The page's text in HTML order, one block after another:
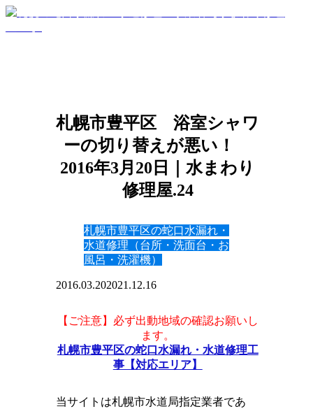
札幌市豊平区 浴室シャワ
ーの切り替えが悪い！
2016年3月20日｜水まわり
修理屋.24
札幌市豊平区の蛇口水漏れ・
水道修理（台所・洗面台・お
風呂・洗濯機）
2016.03.202021.12.16
【ご注意】必ず出動地域の確認お願いし
ます。
札幌市豊平区の蛇口水漏れ・水道修理工
事【対応エリア】
当サイトは札幌市水道局指定業者であ